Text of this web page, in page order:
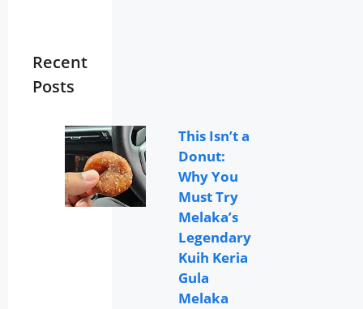
Recent
Posts
This Isn’t a
Donut:
Why You
Must Try
Melaka’s
Legendary
Kuih Keria
Gula
Melaka